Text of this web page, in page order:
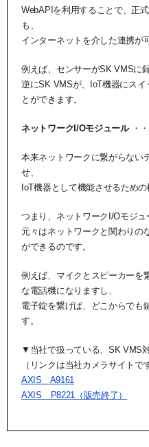
WebAPIを利用することで、正
も、
インターネットを介した連携が
例えば、センサーがSK VMSに
逆にSK VMSが、IoT機器にス
とができます。
ネットワークI/Oモジュール・・
本来ネットワークに繋がらない
せ、
IoT機器として機能させるための
つまり、ネットワークI/Oモジュ
元々はネットワークと関わりの
ができるのです。
例えば、マイクとスピーカーを
な電話機になりますし、
電子錠を繋げば、どこからでも
す。
▼当社で扱っている、SK VMS
（リンクは当社カメラサイトで
AXIS A9161
AXIS P8221（販売終了）